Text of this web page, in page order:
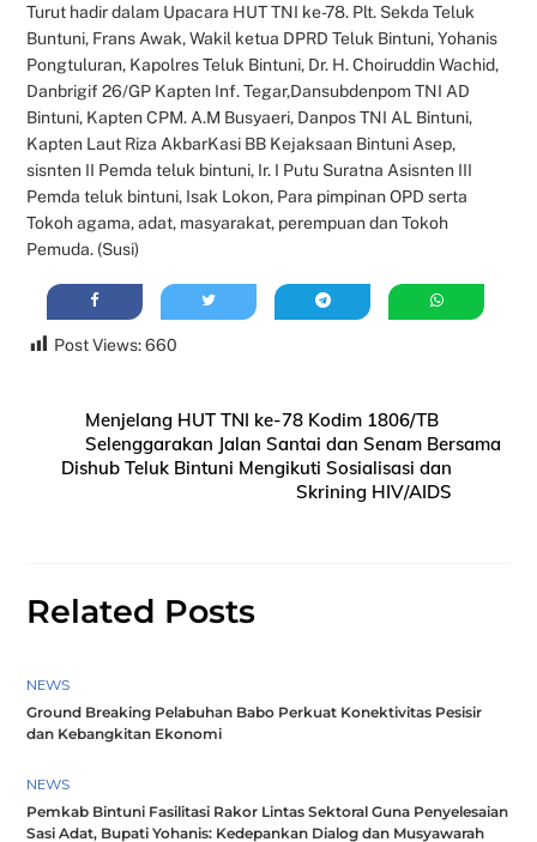
Turut hadir dalam Upacara HUT TNI ke-78. Plt. Sekda Teluk
Buntuni, Frans Awak, Wakil ketua DPRD Teluk Bintuni, Yohanis
Pongtuluran, Kapolres Teluk Bintuni, Dr. H. Choiruddin Wachid,
Danbrigif 26/GP Kapten Inf. Tegar,Dansubdenpom TNI AD
Bintuni, Kapten CPM. A.M Busyaeri, Danpos TNI AL Bintuni,
Kapten Laut Riza AkbarKasi BB Kejaksaan Bintuni Asep,
sisnten II Pemda teluk bintuni, Ir. I Putu Suratna Asisnten III
Pemda teluk bintuni, Isak Lokon, Para pimpinan OPD serta
Tokoh agama, adat, masyarakat, perempuan dan Tokoh
Pemuda. (Susi)
Post Views: 660
Menjelang HUT TNI ke-78 Kodim 1806/TB
Selenggarakan Jalan Santai dan Senam Bersama
Dishub Teluk Bintuni Mengikuti Sosialisasi dan
Skrining HIV/AIDS
Related Posts
NEWS
Ground Breaking Pelabuhan Babo Perkuat Konektivitas Pesisir
dan Kebangkitan Ekonomi
NEWS
Pemkab Bintuni Fasilitasi Rakor Lintas Sektoral Guna Penyelesaian
Sasi Adat, Bupati Yohanis: Kedepankan Dialog dan Musyawarah